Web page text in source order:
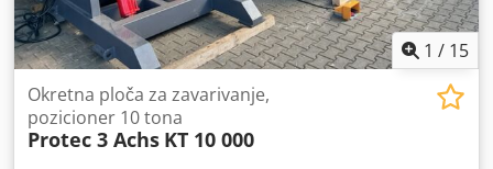
1 / 15
Okretna ploča za zavarivanje,
pozicioner 10 tona
Protec 3 Achs KT 10 000